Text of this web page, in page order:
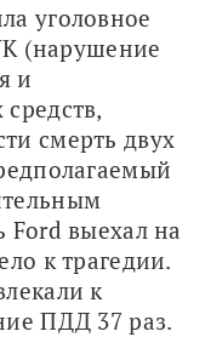
уголовное
(нарушение
и
смерть двух
выехал на
к трагедии.
к
ПДД 37 раз.